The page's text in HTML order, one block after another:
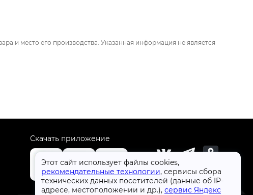
Этот сайт использует файлы cookies,
рекомендательные технологии, сервисы сбора
технических данных посетителей (данные об IP-
адресе, местоположении и др.), сервис Яндекс
и место его производства. Указанная информация не является
Скачать приложение
+7 (4832) 31-77-77